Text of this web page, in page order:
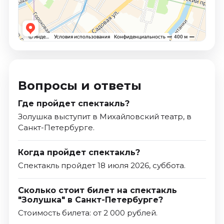
Вопросы и ответы
Где пройдет спектакль?
Золушка выступит в Михайловский театр, в
Санкт-Петербурге.
Когда пройдет спектакль?
Спектакль пройдет 18 июля 2026, суббота.
Сколько стоит билет на спектакль
"Золушка" в Санкт-Петербурге?
Стоимость билета: от 2 000 рублей.